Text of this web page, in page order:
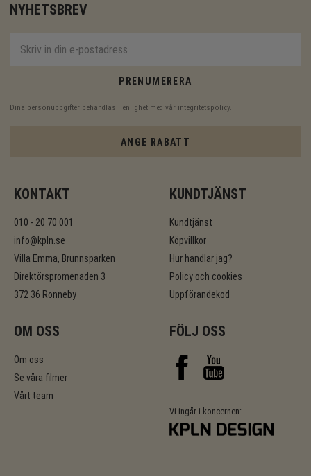
NYHETSBREV
PRENUMERERA
Dina personuppgifter behandlas i enlighet med vår integritetspolicy
ANGE RABATT
KONTAKT
010 - 20 70 001
info@kpln.se
Villa Emma, Brunnsparken
Direktörspromenaden 3
372 36 Ronneby
KUNDTJÄNST
Kundtjänst
Köpvillkor
Hur handlar jag?
Policy och cookies
Uppförandekod
OM OSS
Om oss
Se våra filmer
Vårt team
FÖLJ OSS
Vi ingår i koncernen: